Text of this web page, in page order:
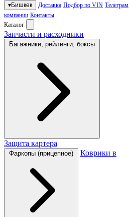
▾Бишкек Доставка Подбор по VIN Телеграм
компании Контакты
Каталог
Запчасти и расходники
Багажники, рейлинги, боксы
Защита картера
Фаркопы (прицепное) Коврики в